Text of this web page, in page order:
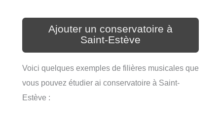
Ajouter un conservatoire à
Saint-Estève
Voici quelques exemples de filières musicales que
vous pouvez étudier ai conservatoire à Saint-
Estève :